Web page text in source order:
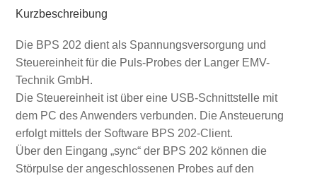
Kurzbeschreibung
Die BPS 202 dient als Spannungsversorgung und
Steuereinheit für die Puls-Probes der Langer EMV-
Technik GmbH.
Die Steuereinheit ist über eine USB-Schnittstelle mit
dem PC des Anwenders verbunden. Die Ansteuerung
erfolgt mittels der Software BPS 202-Client.
Über den Eingang „sync“ der BPS 202 können die
Störpulse der angeschlossenen Probes auf den